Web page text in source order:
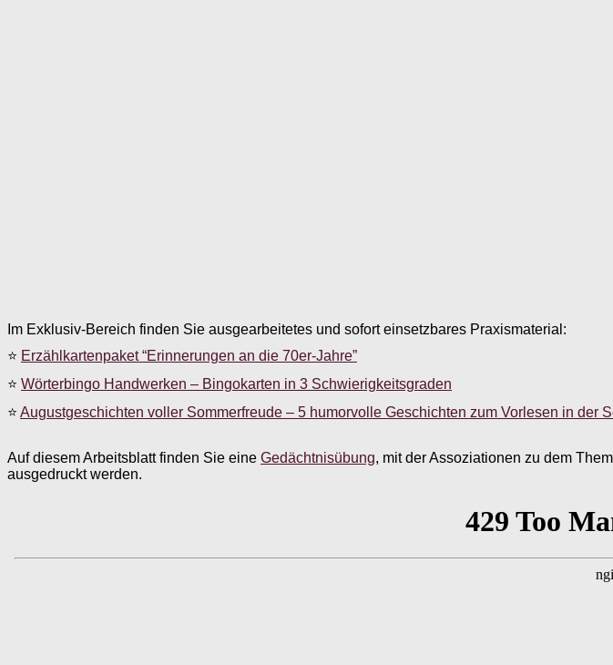
Im Exklusiv-Bereich finden Sie ausgearbeitetes und sofort einsetzbares Praxismaterial:
⭐ Erzählkartenpaket “Erinnerungen an die 70er-Jahre”
⭐ Wörterbingo Handwerken – Bingokarten in 3 Schwierigkeitsgraden
⭐ Augustgeschichten voller Sommerfreude – 5 humorvolle Geschichten zum Vorlesen in der
Auf diesem Arbeitsblatt finden Sie eine Gedächtnisübung, mit der Assoziationen zu dem
ausgedruckt werden.